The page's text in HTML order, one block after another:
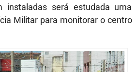
instaladas será estudada uma
Militar para monitorar o centro